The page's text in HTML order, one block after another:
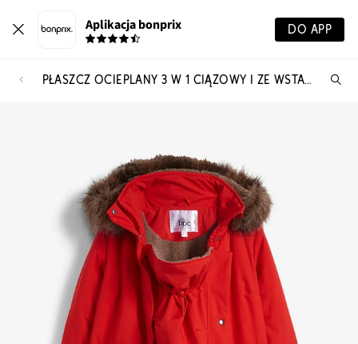
Aplikacja bonprix DO APP
PŁASZCZ OCIEPLANY 3 W 1 CIĄŻOWY I ZE WSTAWKĄ NA NOSIDEŁKO